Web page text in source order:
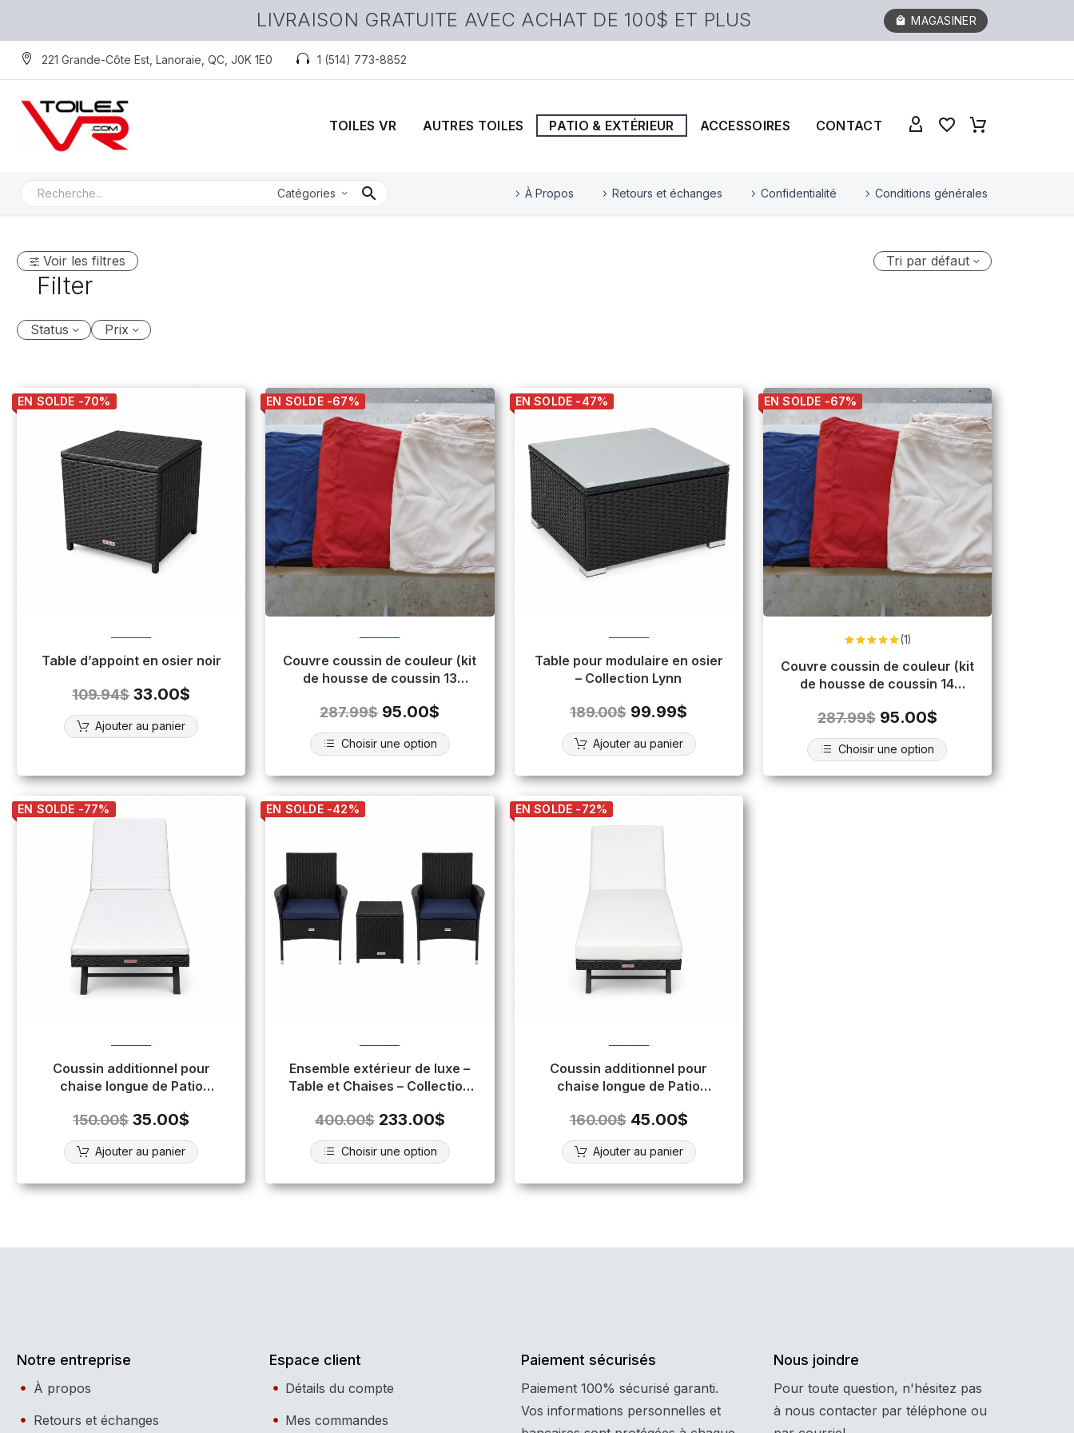
LIVRAISON GRATUITE AVEC ACHAT DE 100$ ET PLUS MAGASINER
221 Grande-Côte Est, Lanoraie, QC, J0K 1E0 1 (514) 773-8852
TOILES VR AUTRES TOILES PATIO & EXTÉRIEUR ACCESSOIRES CONTACT
Catégories À Propos Retours et échanges Confidentialité Conditions générales
Voir les filtres
Filter
Status Prix
Tri par défaut
EN SOLDE -70%
Table d’appoint en osier noir
109.94$ 33.00$
Ajouter au panier
EN SOLDE -67%
Couvre coussin de couleur (kit
de housse de coussin 13
287.99$ 95.00$
Choisir une option
EN SOLDE -47%
Table pour modulaire en osier
– Collection Lynn
189.00$ 99.99$
Ajouter au panier
EN SOLDE -67%
sur 5
(1)
Couvre coussin de couleur (kit
de housse de coussin 14
287.99$ 95.00$
Choisir une option
EN SOLDE -77%
Coussin additionnel pour
chaise longue de Patio
150.00$ 35.00$
Ajouter au panier
EN SOLDE -42%
Ensemble extérieur de luxe –
Table et Chaises – Collection
400.00$ 233.00$
Choisir une option
EN SOLDE -72%
Coussin additionnel pour
chaise longue de Patio
160.00$ 45.00$
Ajouter au panier
Notre entreprise
À propos
Retours et échanges
Espace client
Détails du compte
Mes commandes
Paiement sécurisés
Paiement 100% sécurisé garanti.
Vos informations personnelles et
Nous joindre
Pour toute question, n'hésitez pas
à nous contacter par téléphone ou